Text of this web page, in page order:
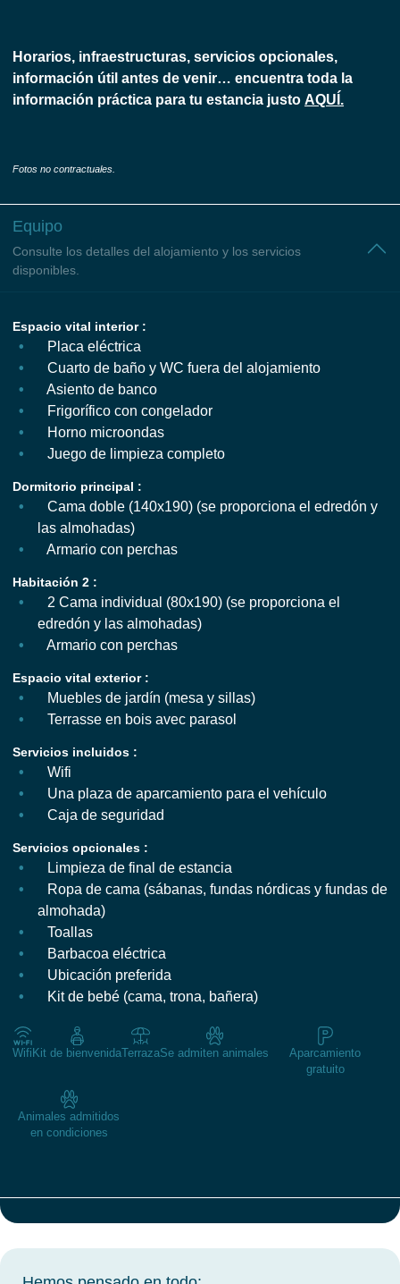
Horarios, infraestructuras, servicios opcionales,
información útil antes de venir… encuentra toda la
información práctica para tu estancia justo AQUÍ.
Fotos no contractuales.
Equipo
Consulte los detalles del alojamiento y los servicios
disponibles.
Espacio vital interior :
Placa eléctrica
Cuarto de baño y WC fuera del alojamiento
Asiento de banco
Frigorífico con congelador
Horno microondas
Juego de limpieza completo
Dormitorio principal :
Cama doble (140x190) (se proporciona el edredón y
las almohadas)
Armario con perchas
Habitación 2 :
2 Cama individual (80x190) (se proporciona el
edredón y las almohadas)
Armario con perchas
Espacio vital exterior :
Muebles de jardín (mesa y sillas)
Terrasse en bois avec parasol
Servicios incluidos :
Wifi
Una plaza de aparcamiento para el vehículo
Caja de seguridad
Servicios opcionales :
Limpieza de final de estancia
Ropa de cama (sábanas, fundas nórdicas y fundas de
almohada)
Toallas
Barbacoa eléctrica
Ubicación preferida
Kit de bebé (cama, trona, bañera)
Wifi Kit de bienvenida TerrazaSe admiten animales
Aparcamiento
gratuito
Animales admitidos
en condiciones